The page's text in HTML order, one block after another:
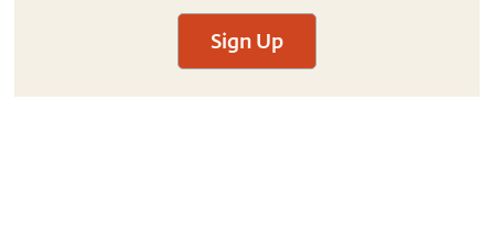
Sign Up